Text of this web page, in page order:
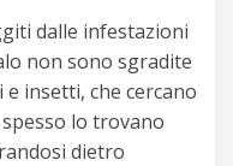
dalle infestazioni
non sono sgradite
insetti, che cercano
lo trovano
dietro